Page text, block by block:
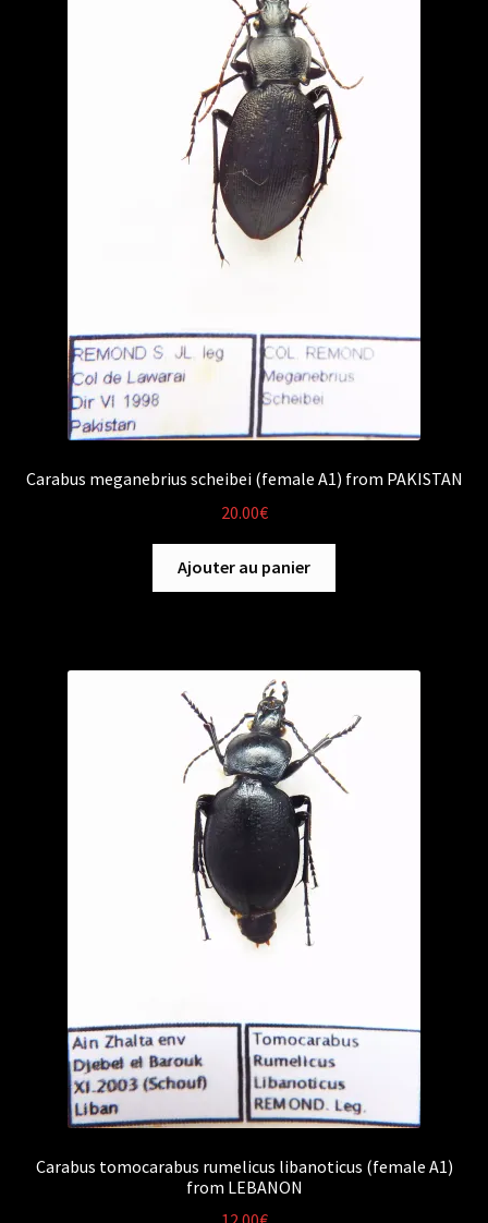
Carabus meganebrius scheibei (female A1) from PAKISTAN
20.00€
Ajouter au panier
Carabus tomocarabus rumelicus libanoticus (female A1)
from LEBANON